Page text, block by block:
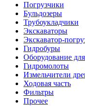
Погрузчики
Бульдозеры
Трубоукладчики
Экскаваторы
Экскаватор-
Гидробуры
Оборудование
Гидромолоты
Измельчители
Ходовая часть
Фильтры
Прочее